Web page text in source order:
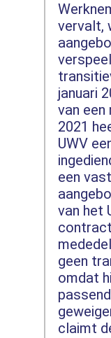
vervalt,
januari
van een
2021
UWV
een
van het
geen
omdat
claimt